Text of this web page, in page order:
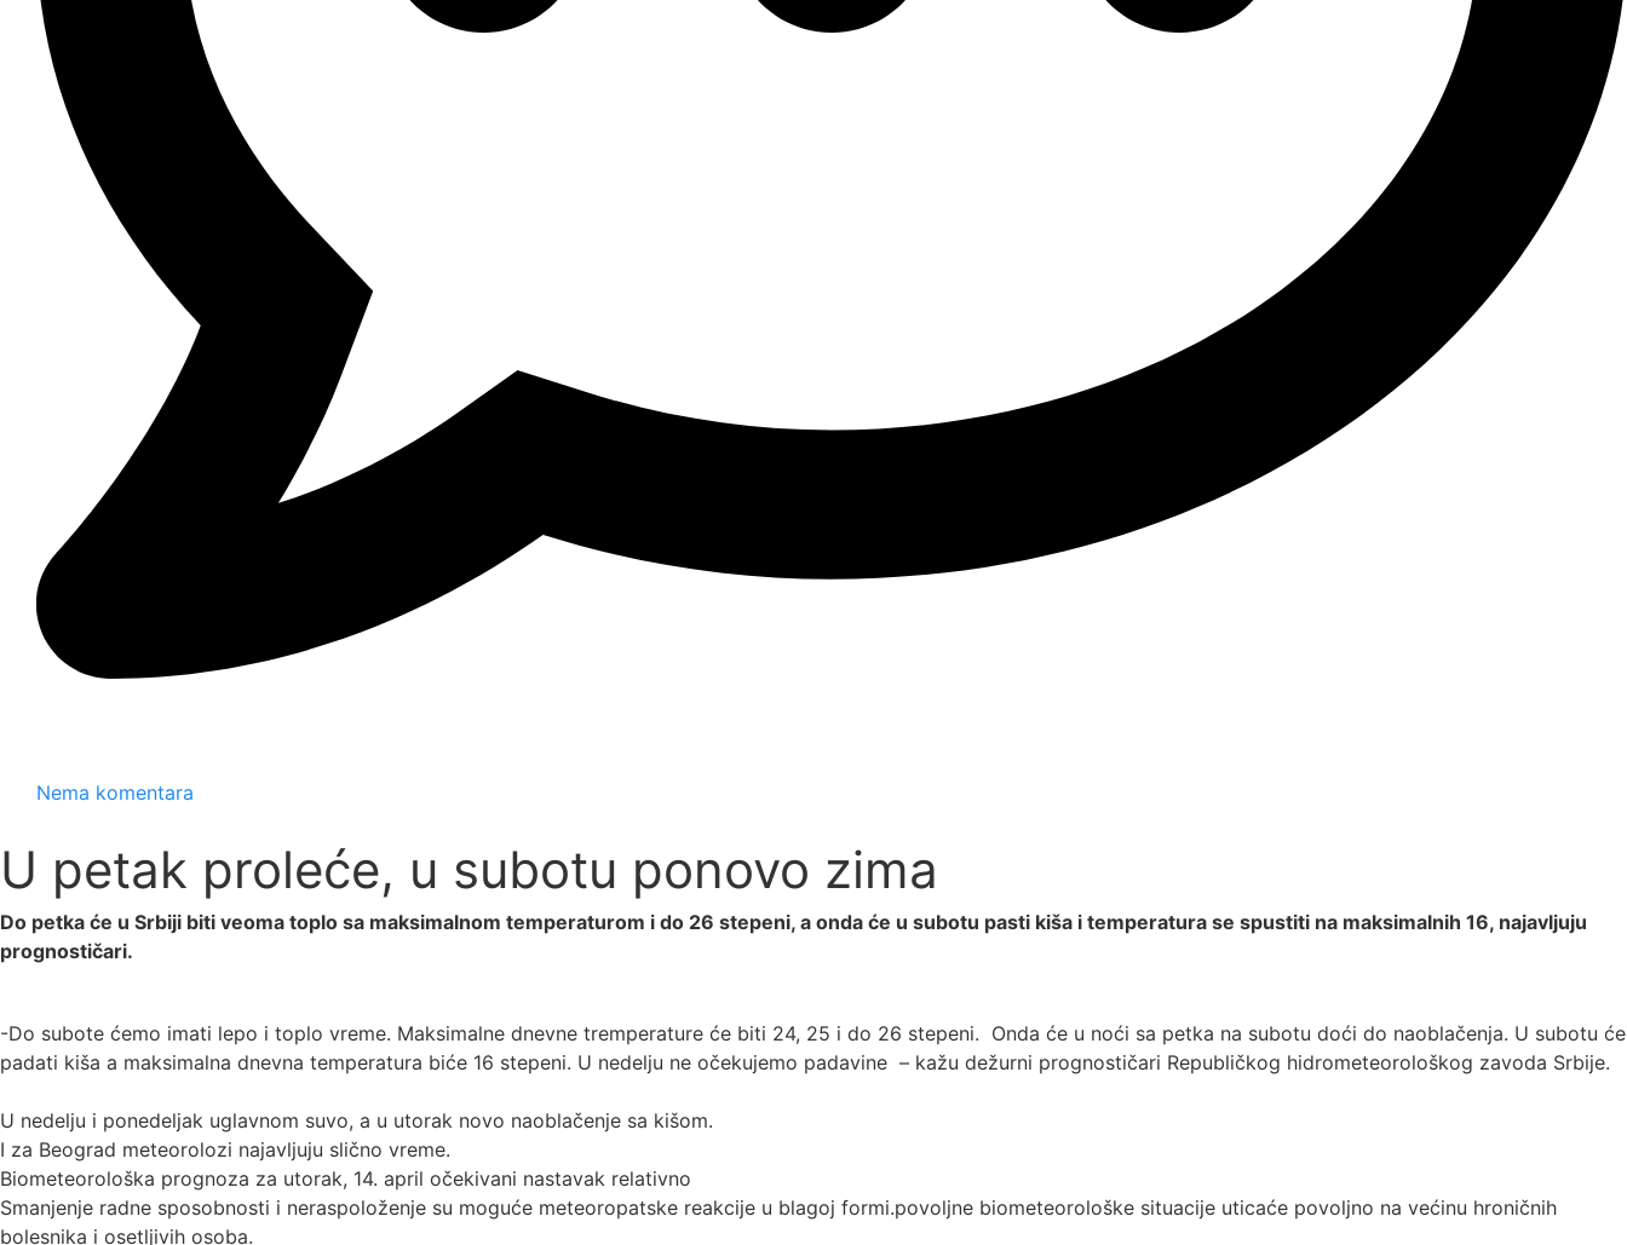
Nema komentara
U petak proleće, u subotu ponovo zima
Do petka će u Srbiji biti veoma toplo sa maksimalnom temperaturom i do 26 stepeni, a onda će u subotu pasti kiša i temperatura se spustiti na maksimalnih 16, najavljuju
prognostičari.
-Do subote ćemo imati lepo i toplo vreme. Maksimalne dnevne tremperature će biti 24, 25 i do 26 stepeni. Onda će u noći sa petka na subotu doći do naoblačenja. U subotu će
padati kiša a maksimalna dnevna temperatura biće 16 stepeni. U nedelju ne očekujemo padavine – kažu dežurni prognostičari Republičkog hidrometeorološkog zavoda Srbije.
U nedelju i ponedeljak uglavnom suvo, a u utorak novo naoblačenje sa kišom.
I za Beograd meteorolozi najavljuju slično vreme.
Biometeorološka prognoza za utorak, 14. april očekivani nastavak relativno
Smanjenje radne sposobnosti i neraspoloženje su moguće meteoropatske reakcije u blagoj formi.povoljne biometeorološke situacije uticaće povoljno na većinu hroničnih
bolesnika i osetljivih osoba.